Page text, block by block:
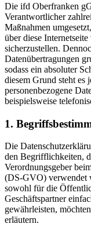
Die ifd Oberfranken
Verantwortlicher
Maßnahmen
über diese
sicherzustellen.
Datenübertragungen
sodass ein absoluter
diesem Grund steht es
personenbezogene
beispielsweise
1.
Die
den Begrifflichkeiten,
Verordnungsgeber
(DS-GVO) verwendet
sowohl für die
Geschäftspartner
gewährleisten,
erläutern.